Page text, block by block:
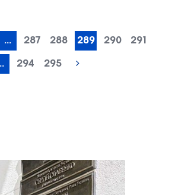
... 287 288 289 290 291
294 295